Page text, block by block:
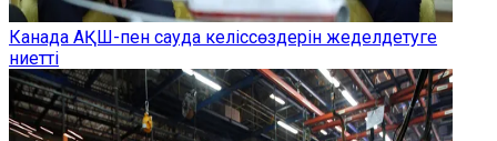
Канада АҚШ-пен сауда келіссөздерін жеделдетуге
ниетті